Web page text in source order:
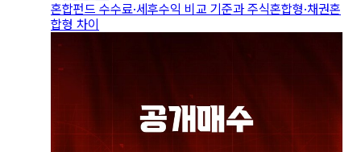
혼합펀드 수수료·세후수익 비교 기준과 주식혼합형·채권혼
합형 차이